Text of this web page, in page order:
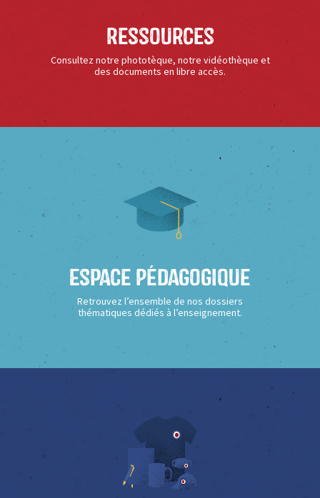
Ressources
Consultez notre phototèque, notre vidéothèque et
des documents en libre accès.
Espace Pédagogique
Retrouvez l’ensemble de nos dossiers
thématiques dédiés à l’enseignement.